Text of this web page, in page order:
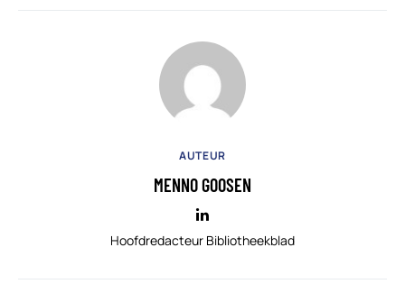
AUTEUR
MENNO GOOSEN
Hoofdredacteur Bibliotheekblad